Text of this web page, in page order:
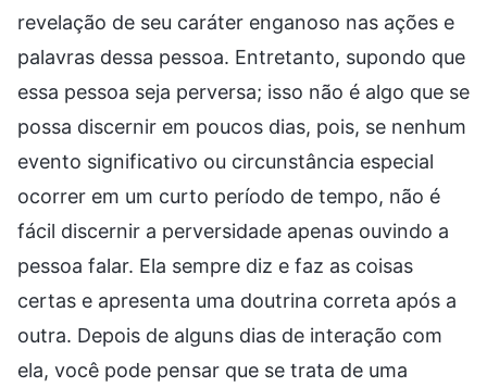
revelação de seu caráter enganoso nas ações e
palavras dessa pessoa. Entretanto, supondo que
essa pessoa seja perversa; isso não é algo que se
possa discernir em poucos dias, pois, se nenhum
evento significativo ou circunstância especial
ocorrer em um curto período de tempo, não é
fácil discernir a perversidade apenas ouvindo a
pessoa falar. Ela sempre diz e faz as coisas
certas e apresenta uma doutrina correta após a
outra. Depois de alguns dias de interação com
ela, você pode pensar que se trata de uma